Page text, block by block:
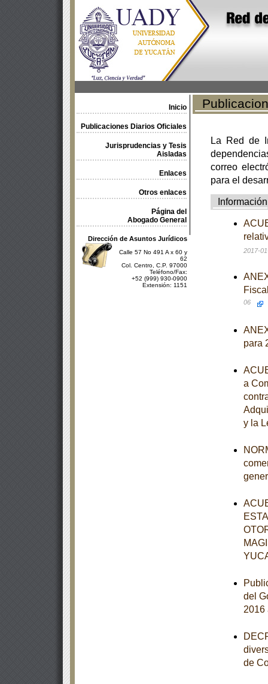
Inicio
Publicaciones Diarios Oficiales
Jurisprudencias y Tesis
Aisladas
Enlaces
Otros enlaces
Página del
Abogado General
Dirección de Asuntos Jurídicos
Calle 57 No 491 A x 60 y
62
Col. Centro, C.P. 97000
Teléfono/Fax:
+52 (999) 930-0900
Extensión: 1151
La Red de
correo
para el
Información
2017-
06
para
a
y la
del
2016
de